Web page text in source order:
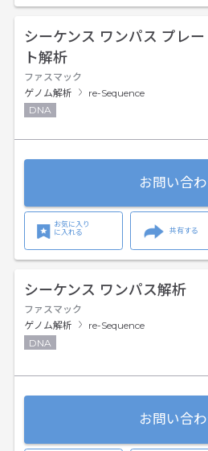
シーケンス ワンパス プレー
ト解析
ファスマック
ゲノム解析
re-Sequence
DNA
お問い合
お気に入り
に入れる
共有する
シーケンス ワンパス解析
ファスマック
ゲノム解析
re-Sequence
DNA
お問い合